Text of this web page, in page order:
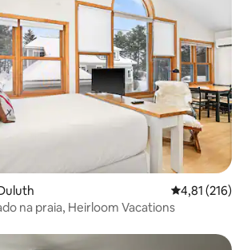
4,81 de uma
4,81 (216)
na praia, Heirloom Vacations